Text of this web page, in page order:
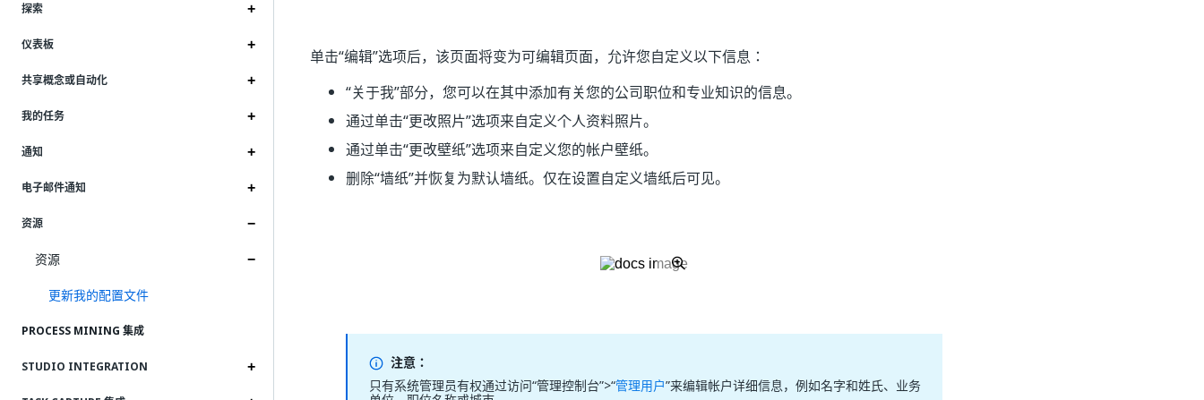
探索
仪表板
共享概念或自动化
我的任务
通知
电子邮件通知
资源
资源
更新我的配置文件
PROCESS MINING 集成
STUDIO INTEGRATION
单击“编辑”选项后，该页面将变为可编辑页面，允许您自定义以下信息：
“关于我”部分，您可以在其中添加有关您的公司职位和专业知识的信息。
通过单击“更改照片”选项来自定义个人资料照片。
通过单击“更改壁纸”选项来自定义您的帐户壁纸。
删除“墙纸”并恢复为默认墙纸。仅在设置自定义墙纸后可见。
注意：
只有系统管理员有权通过访问“管理控制台”>“管理用户”来编辑帐户详细信息，例如名字和姓氏、业务